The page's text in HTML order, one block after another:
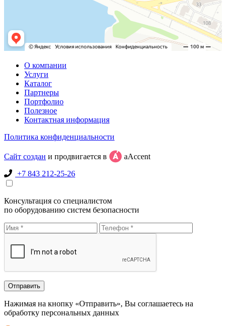
О компании
Услуги
Каталог
Партнеры
Портфолио
Полезное
Контактная информация
Политика конфиденциальности
Сайт создан и продвигается в
aAccent
+7 843 212-25-26
Консультация со специалистом
по оборудованию систем безопасности
Нажимая на кнопку «Отправить», Вы соглашаетесь на
обработку персональных данных